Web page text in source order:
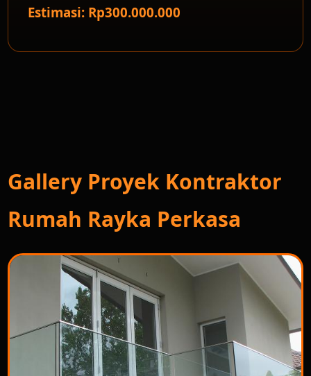
Estimasi: Rp300.000.000
Gallery Proyek Kontraktor
Rumah Rayka Perkasa